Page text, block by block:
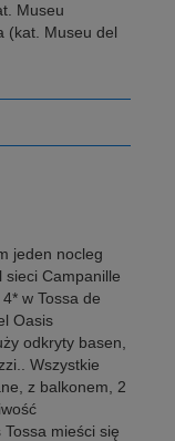
Museu
(kat. Museu del
jeden nocleg
Campanille
w Tossa de
Oasis
odkryty basen,
Wszystkie
z balkonem, 2
mieści się